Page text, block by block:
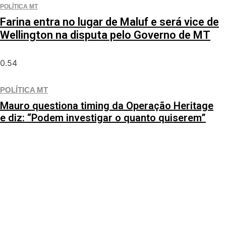
POLÍTICA MT
Farina entra no lugar de Maluf e será vice de
Wellington na disputa pelo Governo de MT
POLÍTICA MT
Mauro questiona timing da Operação Heritage
e diz: “Podem investigar o quanto quiserem”